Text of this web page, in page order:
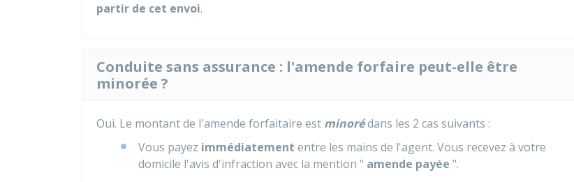
partir de cet envoi.
Conduite sans assurance : l'amende forfaire peut-elle être
minorée ?
Oui. Le montant de l'amende forfaitaire est minorédans les 2 cas suivants :
Vous payez immédiatement entre les mains de l'agent. Vous recevez à votre
domicile l'avis d'infraction avec la mention " amende payée ".